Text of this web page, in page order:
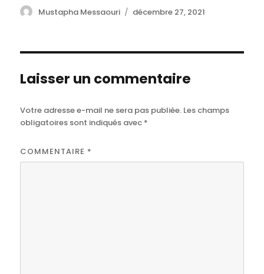
Author
Mustapha Messaouri
Posted
décembre 27, 2021
Laisser un commentaire
Votre adresse e-mail ne sera pas publiée. Les champs
obligatoires sont indiqués avec *
COMMENTAIRE *